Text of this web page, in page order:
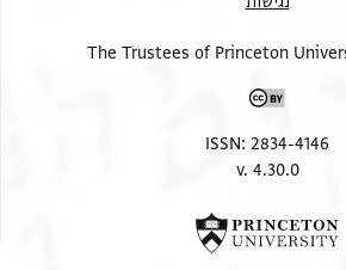
ISSN: 2834-4146
v. 4.30.0